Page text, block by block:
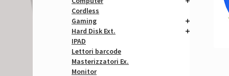
Cordless
Gaming
Hard Disk Ext.
IPAD
Lettori barcode
Masterizzatori Ex.
Monitor